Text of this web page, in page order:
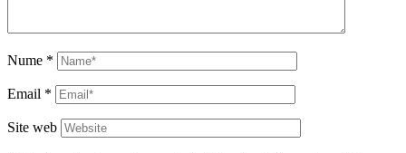
Nume *
Email *
Site web